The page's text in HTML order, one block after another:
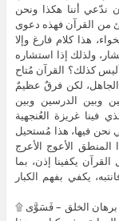
ندّعي أننا هكذا ونحن
من القرآن فهذه دعوى
هذا كلام فارغ وإلا
ولذلك إذا استشاره
كذلك؟ القرآن مُتاح
لكن فرقٌ عظيمٌ
وبين الدرسين وبين
فينا غريزة العُنجهية
نحن فيها، هذا مُستحيل
الأعوج الأعرج
يكفينا إذن، بما
يكفي بفهم الكبار
برهان الخلق – فَسَوَّى ۩